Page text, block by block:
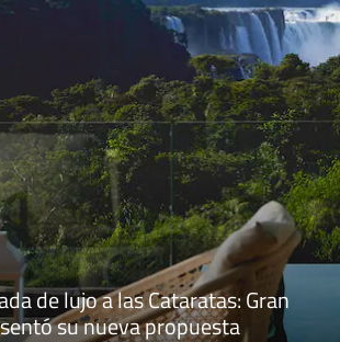
de lujo a las Cataratas: Gran
su nueva propuesta